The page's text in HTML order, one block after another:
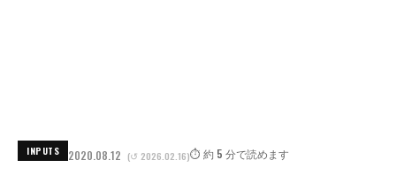
INPUTS 2020.08.12 (↺ 2026.02.16)⏱️ 約 5 分で読めます